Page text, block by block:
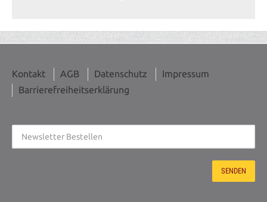
Kontakt AGB Datenschutz
Impressum
Barrierefreiheitserklärung